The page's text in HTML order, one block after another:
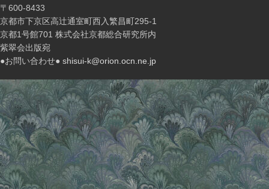
〒600-8433
京都市下京区高辻通室町西入繁昌町295-1
京都1号館701 株式会社京都総合研究所内
紫翠会出版宛
●お問い合わせ● shisui-k@orion.ocn.ne.jp